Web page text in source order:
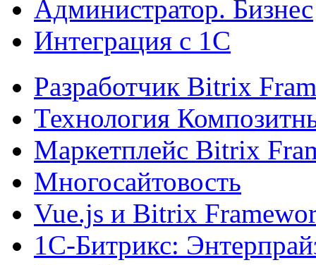
Администратор. Бизнес
Интеграция с 1С
Разработчик Bitrix
Технология
Маркетплейс Bitrix
Многосайтовость
Vue.js и Bitrix
1С-Битрикс: